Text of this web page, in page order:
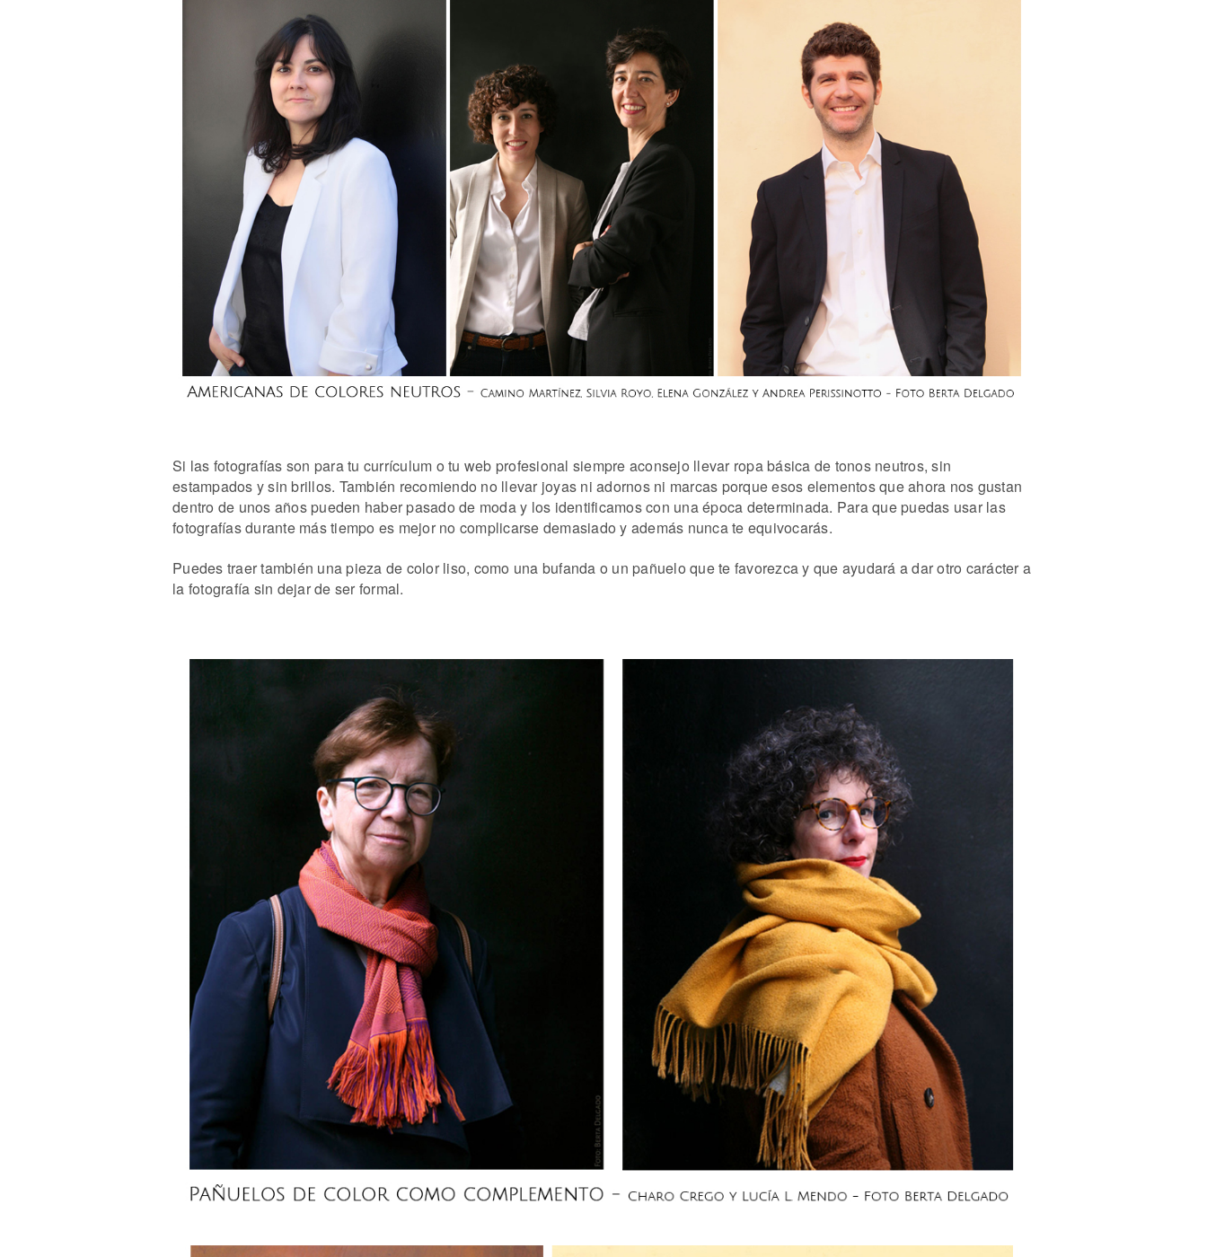
Si las fotografías son para tu currículum o tu web profesional siempre aconsejo llevar ropa básica de tonos neutros, sin
estampados y sin brillos. También recomiendo no llevar joyas ni adornos ni marcas porque esos elementos que ahora nos gustan
dentro de unos años pueden haber pasado de moda y los identificamos con una época determinada. Para que puedas usar las
fotografías durante más tiempo es mejor no complicarse demasiado y además nunca te equivocarás.
Puedes traer también una pieza de color liso, como una bufanda o un pañuelo que te favorezca y que ayudará a dar otro carácter a
la fotografía sin dejar de ser formal.